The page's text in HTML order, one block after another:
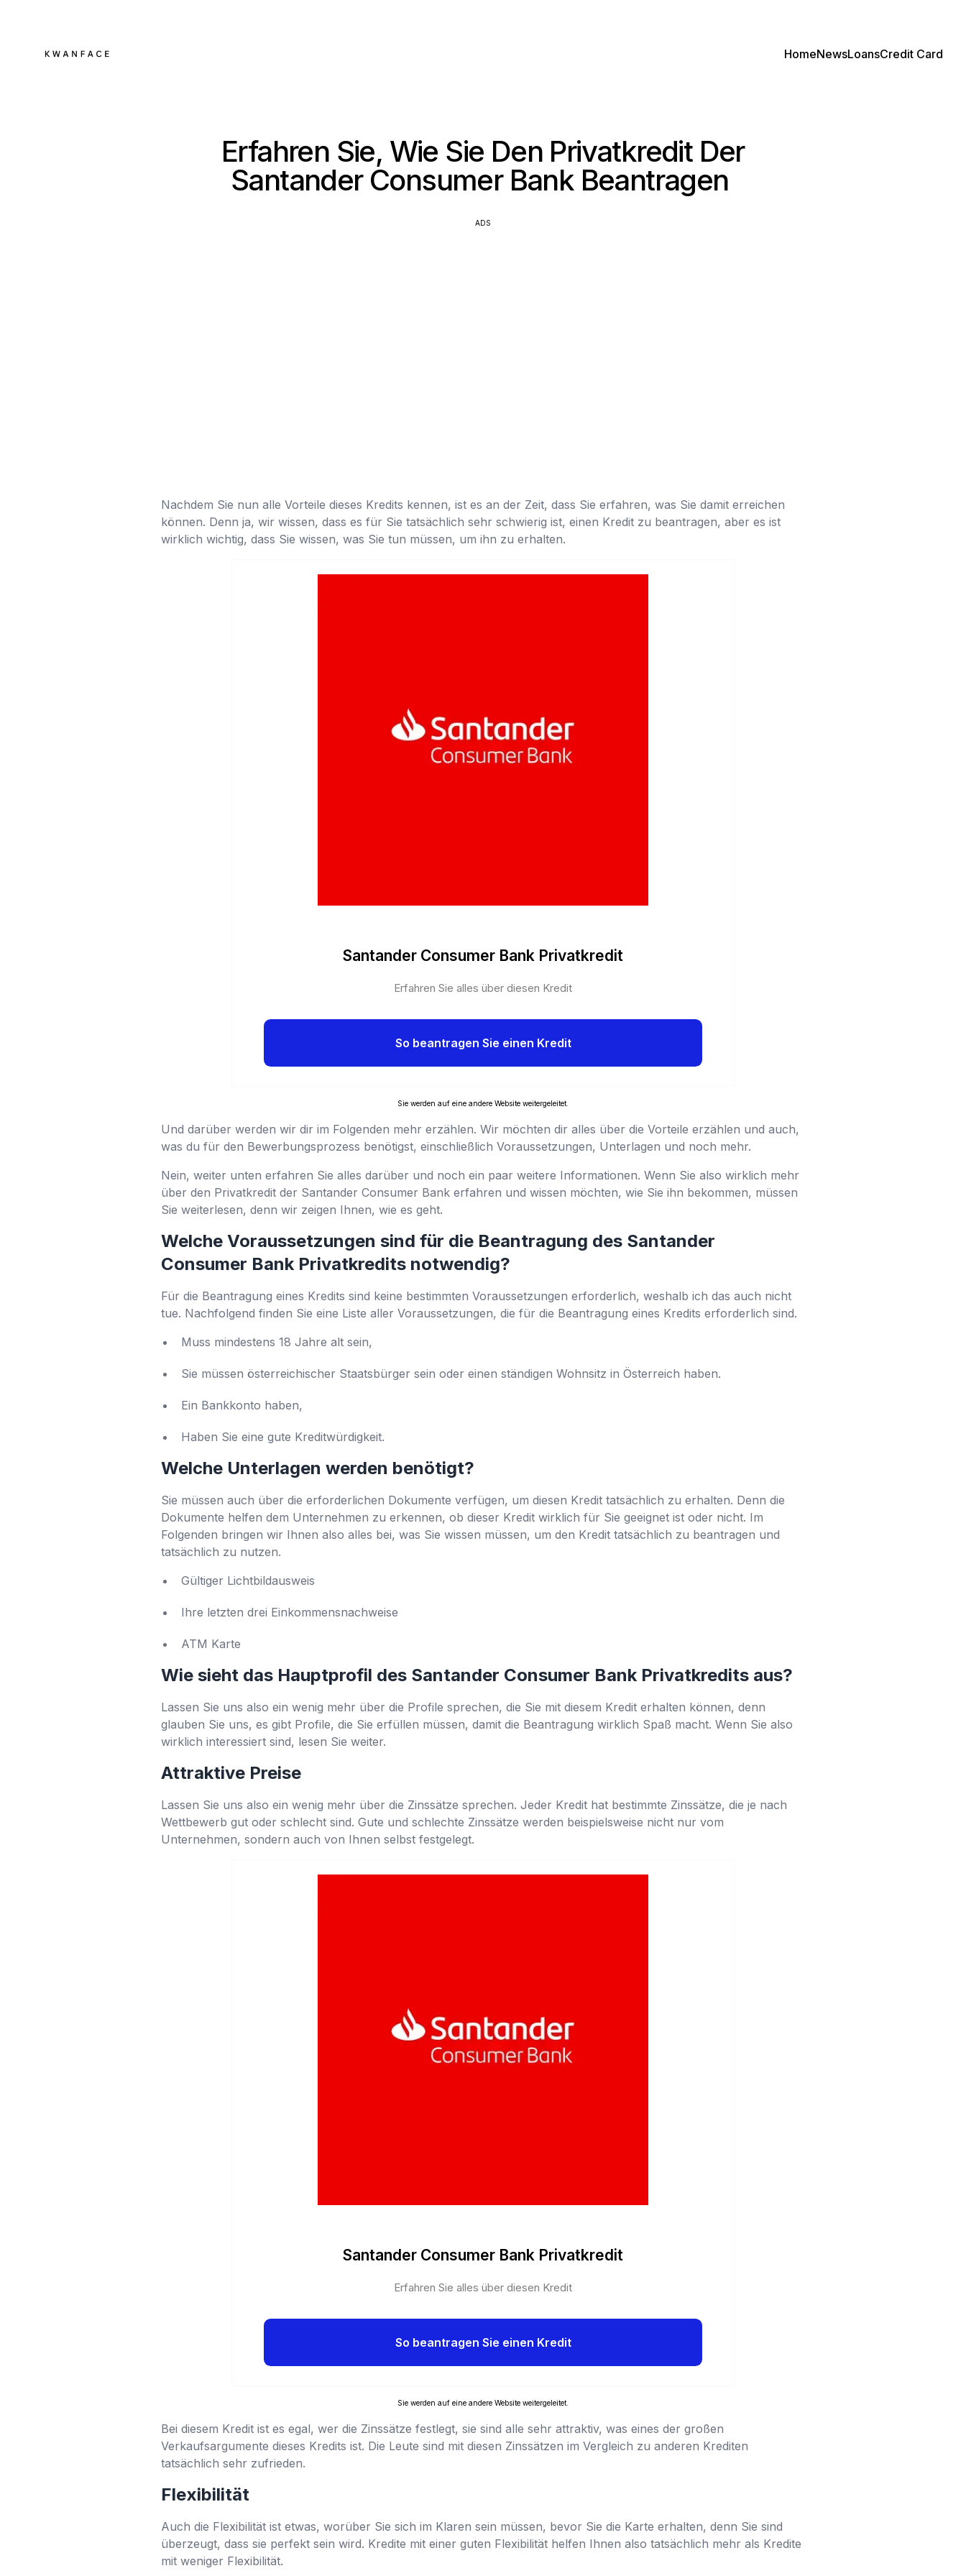
HomeNewsLoansCredit Card
Erfahren Sie, Wie Sie Den Privatkredit Der
Santander Consumer Bank Beantragen
ADS
Nachdem Sie nun alle Vorteile dieses Kredits kennen, ist es an der Zeit, dass Sie erfahren, was Sie damit erreichen
können. Denn ja, wir wissen, dass es für Sie tatsächlich sehr schwierig ist, einen Kredit zu beantragen, aber es ist
wirklich wichtig, dass Sie wissen, was Sie tun müssen, um ihn zu erhalten.
Santander Consumer Bank Privatkredit
Erfahren Sie alles über diesen Kredit
So beantragen Sie einen Kredit
Sie werden auf eine andere Website weitergeleitet.
Und darüber werden wir dir im Folgenden mehr erzählen. Wir möchten dir alles über die Vorteile erzählen und auch,
was du für den Bewerbungsprozess benötigst, einschließlich Voraussetzungen, Unterlagen und noch mehr.
Nein, weiter unten erfahren Sie alles darüber und noch ein paar weitere Informationen. Wenn Sie also wirklich mehr
über den Privatkredit der Santander Consumer Bank erfahren und wissen möchten, wie Sie ihn bekommen, müssen
Sie weiterlesen, denn wir zeigen Ihnen, wie es geht.
Welche Voraussetzungen sind für die Beantragung des Santander
Consumer Bank Privatkredits notwendig?
Für die Beantragung eines Kredits sind keine bestimmten Voraussetzungen erforderlich, weshalb ich das auch nicht
tue. Nachfolgend finden Sie eine Liste aller Voraussetzungen, die für die Beantragung eines Kredits erforderlich sind.
Muss mindestens 18 Jahre alt sein,
Sie müssen österreichischer Staatsbürger sein oder einen ständigen Wohnsitz in Österreich haben.
Ein Bankkonto haben,
Haben Sie eine gute Kreditwürdigkeit.
Welche Unterlagen werden benötigt?
Sie müssen auch über die erforderlichen Dokumente verfügen, um diesen Kredit tatsächlich zu erhalten. Denn die
Dokumente helfen dem Unternehmen zu erkennen, ob dieser Kredit wirklich für Sie geeignet ist oder nicht. Im
Folgenden bringen wir Ihnen also alles bei, was Sie wissen müssen, um den Kredit tatsächlich zu beantragen und
tatsächlich zu nutzen.
Gültiger Lichtbildausweis
Ihre letzten drei Einkommensnachweise
ATM Karte
Wie sieht das Hauptprofil des Santander Consumer Bank Privatkredits aus?
Lassen Sie uns also ein wenig mehr über die Profile sprechen, die Sie mit diesem Kredit erhalten können, denn
glauben Sie uns, es gibt Profile, die Sie erfüllen müssen, damit die Beantragung wirklich Spaß macht. Wenn Sie also
wirklich interessiert sind, lesen Sie weiter.
Attraktive Preise
Lassen Sie uns also ein wenig mehr über die Zinssätze sprechen. Jeder Kredit hat bestimmte Zinssätze, die je nach
Wettbewerb gut oder schlecht sind. Gute und schlechte Zinssätze werden beispielsweise nicht nur vom
Unternehmen, sondern auch von Ihnen selbst festgelegt.
Santander Consumer Bank Privatkredit
Erfahren Sie alles über diesen Kredit
So beantragen Sie einen Kredit
Sie werden auf eine andere Website weitergeleitet.
Bei diesem Kredit ist es egal, wer die Zinssätze festlegt, sie sind alle sehr attraktiv, was eines der großen
Verkaufsargumente dieses Kredits ist. Die Leute sind mit diesen Zinssätzen im Vergleich zu anderen Krediten
tatsächlich sehr zufrieden.
Flexibilität
Auch die Flexibilität ist etwas, worüber Sie sich im Klaren sein müssen, bevor Sie die Karte erhalten, denn Sie sind
überzeugt, dass sie perfekt sein wird. Kredite mit einer guten Flexibilität helfen Ihnen also tatsächlich mehr als Kredite
mit weniger Flexibilität.